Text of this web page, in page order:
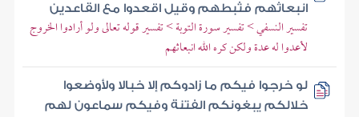
انبعاثهم فثبطهم وقيل اقعدوا مع القاعدين
تفسير النسفي > تفسير سورة التوبة > تفسير قوله تعالى ولو أرادوا الخروج
لأعدوا له عدة ولكن كره الله انبعاثهم
لو خرجوا فيكم ما زادوكم إلا خبالا ولأوضعوا
خلالكم يبغونكم الفتنة وفيكم سماعون لهم